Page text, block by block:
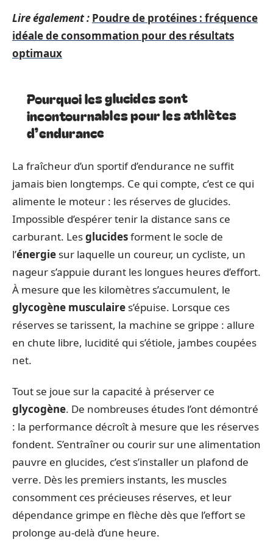
Lire également : Poudre de protéines : fréquence
idéale de consommation pour des résultats
optimaux
Pourquoi les glucides sont
incontournables pour les athlètes
d’endurance
La fraîcheur d’un sportif d’endurance ne suffit
jamais bien longtemps. Ce qui compte, c’est ce qui
alimente le moteur : les réserves de glucides.
Impossible d’espérer tenir la distance sans ce
carburant. Lesglucidesforment le socle de
l’énergie sur laquelle un coureur, un cycliste, un
nageur s’appuie durant les longues heures d’effort.
À mesure que les kilomètres s’accumulent, le
glycogène musculaire s’épuise. Lorsque ces
réserves se tarissent, la machine se grippe : allure
en chute libre, lucidité qui s’étiole, jambes coupées
net.
Tout se joue sur la capacité à préserver ce
glycogène. De nombreuses études l’ont démontré
: la performance décroît à mesure que les réserves
fondent. S’entraîner ou courir sur une alimentation
pauvre en glucides, c’est s’installer un plafond de
verre. Dès les premiers instants, les muscles
consomment ces précieuses réserves, et leur
dépendance grimpe en flèche dès que l’effort se
prolonge au-delà d’une heure.